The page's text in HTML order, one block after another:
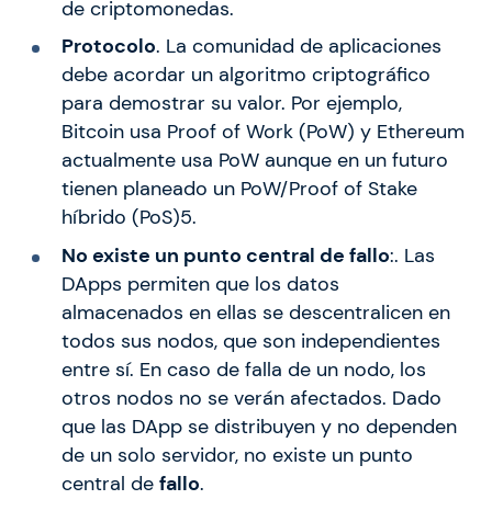
de criptomonedas.
Protocolo. La comunidad de aplicaciones
debe acordar un algoritmo criptográfico
para demostrar su valor. Por ejemplo,
Bitcoin usa Proof of Work (PoW) y Ethereum
actualmente usa PoW aunque en un futuro
tienen planeado un PoW/Proof of Stake
híbrido (PoS)5.
No existe un punto central de fallo:. Las
DApps permiten que los datos
almacenados en ellas se descentralicen en
todos sus nodos, que son independientes
entre sí. En caso de falla de un nodo, los
otros nodos no se verán afectados. Dado
que las DApp se distribuyen y no dependen
de un solo servidor, no existe un punto
central de fallo.